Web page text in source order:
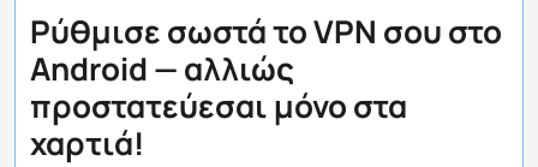
Ρύθμισε σωστά το VPN σου στο
Android — αλλιώς
προστατεύεσαι μόνο στα
χαρτιά!